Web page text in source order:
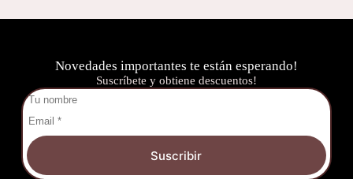
Novedades importantes te están esperando!
Suscríbete y obtiene descuentos!
Suscribir